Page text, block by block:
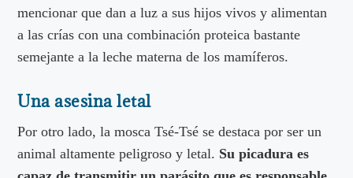
mencionar que dan a luz a sus hijos vivos y alimentan
a las crías con una combinación proteica bastante
semejante a la leche materna de los mamíferos.
Una asesina letal
Por otro lado, la mosca Tsé-Tsé se destaca por ser un
animal altamente peligroso y letal. Su picadura es